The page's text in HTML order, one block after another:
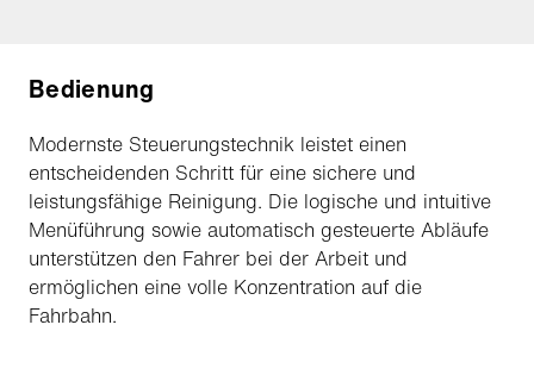
Bedienung
Modernste Steuerungstechnik leistet einen
entscheidenden Schritt für eine sichere und
leistungsfähige Reinigung. Die logische und intuitive
Menüführung sowie automatisch gesteuerte Abläufe
unterstützen den Fahrer bei der Arbeit und
ermöglichen eine volle Konzentration auf die
Fahrbahn.